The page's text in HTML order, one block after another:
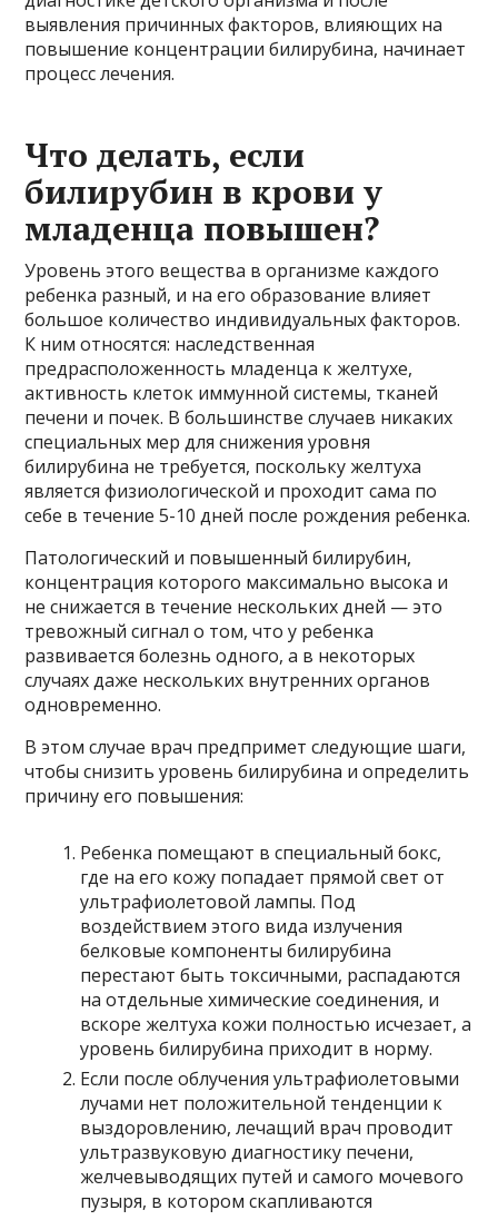
выявления причинных факторов, влияющих на
повышение концентрации билирубина, начинает
процесс лечения.
Что делать, если
билирубин в крови у
младенца повышен?
Уровень этого вещества в организме каждого
ребенка разный, и на его образование влияет
большое количество индивидуальных факторов.
К ним относятся: наследственная
предрасположенность младенца к желтухе,
активность клеток иммунной системы, тканей
печени и почек. В большинстве случаев никаких
специальных мер для снижения уровня
билирубина не требуется, поскольку желтуха
является физиологической и проходит сама по
себе в течение 5-10 дней после рождения ребенка.
Патологический и повышенный билирубин,
концентрация которого максимально высока и
не снижается в течение нескольких дней — это
тревожный сигнал о том, что у ребенка
развивается болезнь одного, а в некоторых
случаях даже нескольких внутренних органов
одновременно.
В этом случае врач предпримет следующие шаги,
чтобы снизить уровень билирубина и определить
причину его повышения:
Ребенка помещают в специальный бокс,
где на его кожу попадает прямой свет от
ультрафиолетовой лампы. Под
воздействием этого вида излучения
белковые компоненты билирубина
перестают быть токсичными, распадаются
на отдельные химические соединения, и
вскоре желтуха кожи полностью исчезает, а
уровень билирубина приходит в норму.
Если после облучения ультрафиолетовыми
лучами нет положительной тенденции к
выздоровлению, лечащий врач проводит
ультразвуковую диагностику печени,
желчевыводящих путей и самого мочевого
пузыря, в котором скапливаются